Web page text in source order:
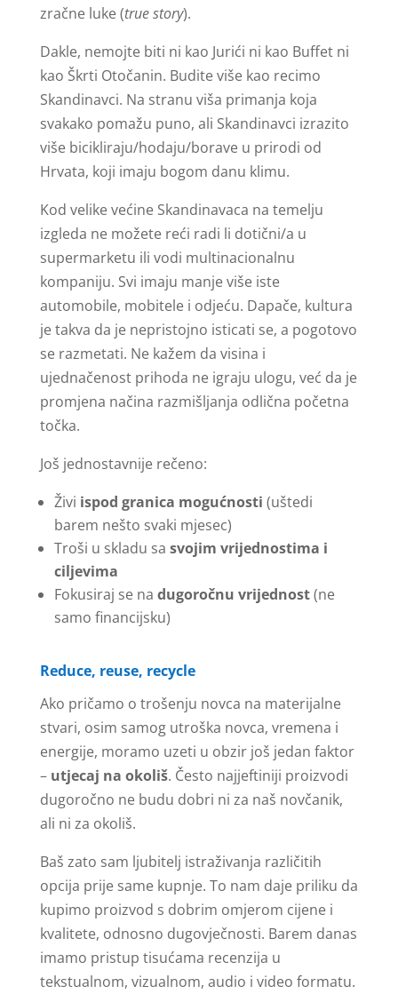
zračne luke (true story).
Dakle, nemojte biti ni kao Jurići ni kao Buffet ni
kao Škrti Otočanin. Budite više kao recimo
Skandinavci. Na stranu viša primanja koja
svakako pomažu puno, ali Skandinavci izrazito
više bicikliraju/hodaju/borave u prirodi od
Hrvata, koji imaju bogom danu klimu.
Kod velike većine Skandinavaca na temelju
izgleda ne možete reći radi li dotični/a u
supermarketu ili vodi multinacionalnu
kompaniju. Svi imaju manje više iste
automobile, mobitele i odjeću. Dapače, kultura
je takva da je nepristojno isticati se, a pogotovo
se razmetati. Ne kažem da visina i
ujednačenost prihoda ne igraju ulogu, već da je
promjena načina razmišljanja odlična početna
točka.
Još jednostavnije rečeno:
Živi ispod granica mogućnosti (uštedi
barem nešto svaki mjesec)
Troši u skladu sa svojim vrijednostima i
ciljevima
Fokusiraj se na dugoročnu vrijednost(ne
samo financijsku)
Reduce, reuse, recycle
Ako pričamo o trošenju novca na materijalne
stvari, osim samog utroška novca, vremena i
energije, moramo uzeti u obzir još jedan faktor
– utjecaj na okoliš. Često najjeftiniji proizvodi
dugoročno ne budu dobri ni za naš novčanik,
ali ni za okoliš.
Baš zato sam ljubitelj istraživanja različitih
opcija prije same kupnje. To nam daje priliku da
kupimo proizvod s dobrim omjerom cijene i
kvalitete, odnosno dugovječnosti. Barem danas
imamo pristup tisućama recenzija u
tekstualnom, vizualnom, audio i video formatu.